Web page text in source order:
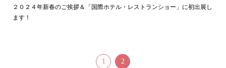
２０２４年新春のご挨拶＆「国際ホテル・レストランショー」に初出展し
ます！
1 2